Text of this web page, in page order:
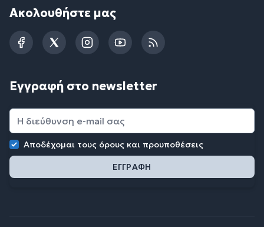
Ακολουθήστε μας
FacebookTwitterInstagramYouTubeRSS
Εγγραφή στο newsletter
Αποδέχομαι τους όρους και προυποθέσεις